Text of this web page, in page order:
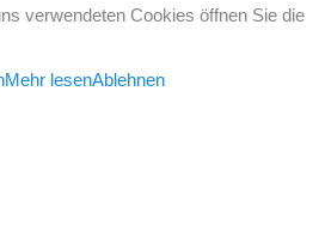
verwendeten Cookies öffnen Sie die
Mehr lesenAblehnen